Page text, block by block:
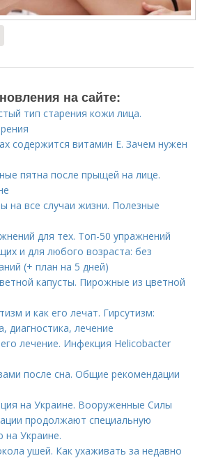
на сайте:
тип старения кожи лица.
содержится витамин Е. Зачем нужен
пятна после прыщей на лице.
на все случаи жизни. Полезные
для тех. Топ-50 упражнений
и для любого возраста: без
(+ план на 5 дней)
капусты. Пирожные из цветной
и как его лечат. Гирсутизм:
диагностика, лечение
лечение. Инфекция Helicobacter
после сна. Общие рекомендации
на Украине. Вооруженные Силы
продолжают специальную
на Украине.
ушей. Как ухаживать за недавно